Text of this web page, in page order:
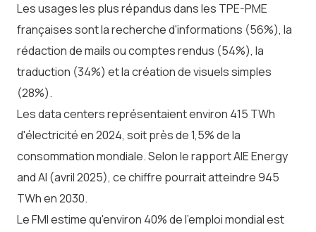
Les usages les plus répandus dans les TPE-PME
françaises sont la recherche d'informations (56%), la
rédaction de mails ou comptes rendus (54%), la
traduction (34%) et la création de visuels simples
(28%).
Les data centers représentaient environ 415 TWh
d'électricité en 2024, soit près de 1,5% de la
consommation mondiale. Selon le rapport AIE Energy
and AI (avril 2025), ce chiffre pourrait atteindre 945
TWh en 2030.
Le FMI estime qu'environ 40% de l'emploi mondial est